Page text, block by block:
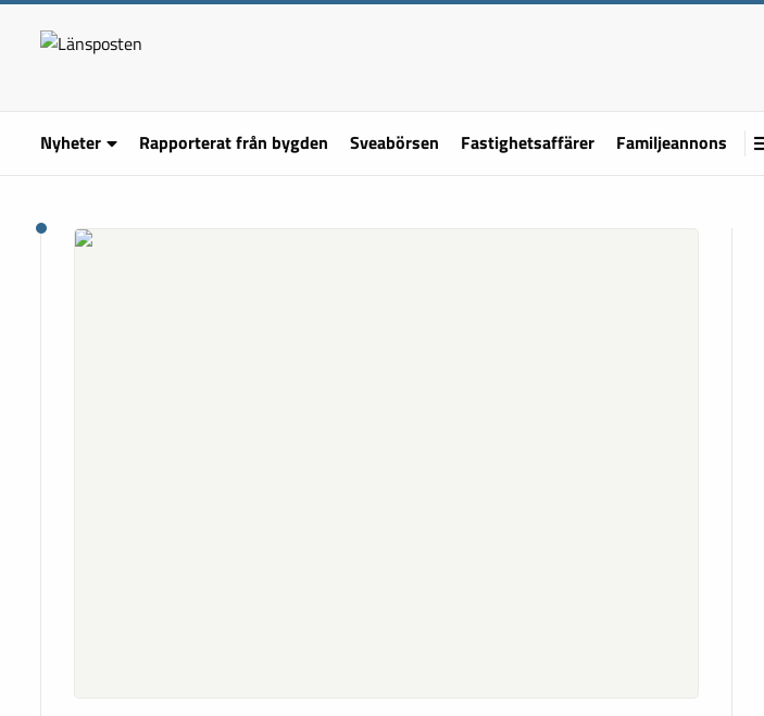
Nyheter Rapporterat från bygden Sveabörsen Fastighetsaffärer Familjeannons